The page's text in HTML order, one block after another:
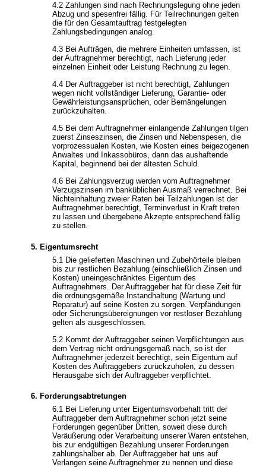
4.2 Zahlungen sind nach Rechnungslegung ohne jeden
Abzug und spesenfrei fällig. Für Teilrechnungen gelten
die für den Gesamtauftrag festgelegten
Zahlungsbedingungen analog.
4.3 Bei Aufträgen, die mehrere Einheiten umfassen, ist
der Auftragnehmer berechtigt, nach Lieferung jeder
einzelnen Einheit oder Leistung Rechnung zu legen.
4.4 Der Auftraggeber ist nicht berechtigt, Zahlungen
wegen nicht vollständiger Lieferung, Garantie- oder
Gewährleistungsansprüchen, oder Bemängelungen
zurückzuhalten.
4.5 Bei dem Auftragnehmer einlangende Zahlungen tilgen
zuerst Zinseszinsen, die Zinsen und Nebenspesen, die
vorprozessualen Kosten, wie Kosten eines beigezogenen
Anwaltes und Inkassobüros, dann das aushaftende
Kapital, beginnend bei der ältesten Schuld.
4.6 Bei Zahlungsverzug werden vom Auftragnehmer
Verzugszinsen im banküblichen Ausmaß verrechnet. Bei
Nichteinhaltung zweier Raten bei Teilzahlungen ist der
Auftragnehmer berechtigt, Terminverlust in Kraft treten
zu lassen und übergebene Akzepte entsprechend fällig
zu stellen.
5. Eigentumsrecht
5.1 Die gelieferten Maschinen und Zubehörteile bleiben
bis zur restlichen Bezahlung (einschließlich Zinsen und
Kosten) uneingeschränktes Eigentum des
Auftragnehmers. Der Auftraggeber hat für diese Zeit für
die ordnungsgemäße Instandhaltung (Wartung und
Reparatur) auf seine Kosten zu sorgen. Verpfändungen
oder Sicherungsübereignungen vor restloser Bezahlung
gelten als ausgeschlossen.
5.2 Kommt der Auftraggeber seinen Verpflichtungen aus
dem Vertrag nicht ordnungsgemäß nach, so ist der
Auftragnehmer jederzeit berechtigt, sein Eigentum auf
Kosten des Auftraggebers zurückzuholen, zu dessen
Herausgabe sich der Auftraggeber verpflichtet.
6. Forderungsabtretungen
6.1 Bei Lieferung unter Eigentumsvorbehalt tritt der
Auftraggeber dem Auftragnehmer schon jetzt seine
Forderungen gegenüber Dritten, soweit diese durch
Veräußerung oder Verarbeitung unserer Waren entstehen,
bis zur endgültigen Bezahlung unserer Forderungen
zahlungshalber ab. Der Auftraggeber hat uns auf
Verlangen seine Auftragnehmer zu nennen und diese